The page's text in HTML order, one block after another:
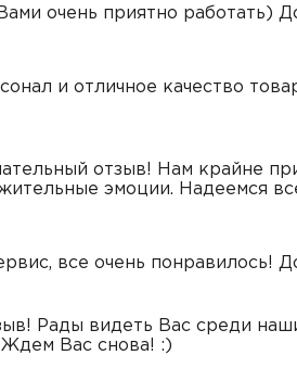
Вами очень приятно
и отличное качество
отзыв! Нам крайне
эмоции. Надеемся
все очень понравилось!
Рады видеть Вас среди
Ждем Вас снова! :)